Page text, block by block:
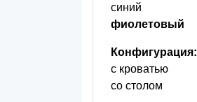
синий
фиолетовый
Конфигурация:
с кроватью
со столом